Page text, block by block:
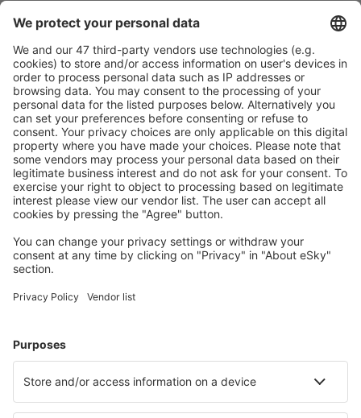
Rezervare fără griji cu opțiune gratuită de anulare.
Economiseşte mai mult
Prețuri atractive și oferte speciale pentru utilizatorii
conectați.
Cazarea preferată
Alege din peste 1,3 mil. de opţiuni: hoteluri, cabane,
apartamente și altele.
Cele mai căutate hoteluri de către utilizatorii eSky
Hoteluri în Brazilia - Orașe populare
Hoteluri în São Paulo
Hoteluri în Rio de Janeiro Hoteluri în Praia Grande